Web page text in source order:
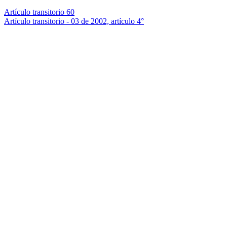
Artículo transitorio 60
Artículo transitorio - 03 de 2002, artículo 4°